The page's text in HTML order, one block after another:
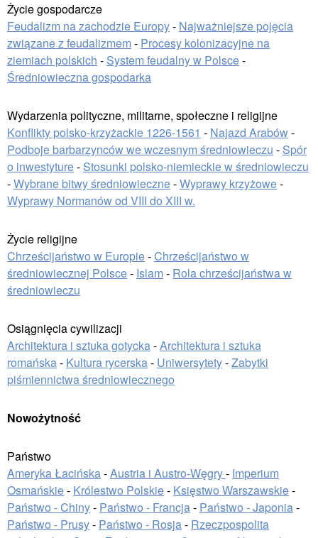
Życie gospodarcze
Feudalizm na zachodzie Europy- Najważniejsze pojęcia
związane z feudalizmem- Procesy kolonizacyjne na
ziemiach polskich - System feudalny w Polsce-
Średniowieczna gospodarka
Wydarzenia polityczne, militarne, społeczne i religijne
Konflikty polsko-krzyżackie 1226-1561 - Najazd Arabów-
Podboje barbarzynców we wczesnym średniowieczu - Spór
o inwestyture- Stosunki polsko-niemieckie w średniowieczu
-Wybrane bitwy średniowieczne-Wyprawy krzyżowe-
Wyprawy Normanów od VIII do XIII w.
Życie religijne
Chrześcijaństwo w Europie-Chrześcijaństwo w
średniowiecznej Polsce- Islam- Rola chrześcijaństwa w
średniowieczu
Osiągnięcia cywilizacji
Architektura i sztuka gotycka-Architektura i sztuka
romańska- Kultura rycerska- Uniwersytety-Zabytki
piśmiennictwa średniowiecznego
Nowożytność
Państwo
Ameryka Łacińska-Austria i Austro-Węgry- Imperium
Osmańskie- Królestwo Polskie- Księstwo Warszawskie-
Państwo - Chiny- Państwo - Francja- Państwo - Japonia-
Państwo - Prusy- Państwo - Rosja- Rzeczpospolita